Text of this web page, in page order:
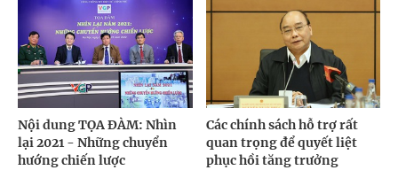
Nội dung TỌA ĐÀM: Nhìn
lại 2021 - Những chuyển
hướng chiến lược
Các chính sách hỗ trợ rất
quan trọng để quyết liệt
phục hồi tăng trưởng